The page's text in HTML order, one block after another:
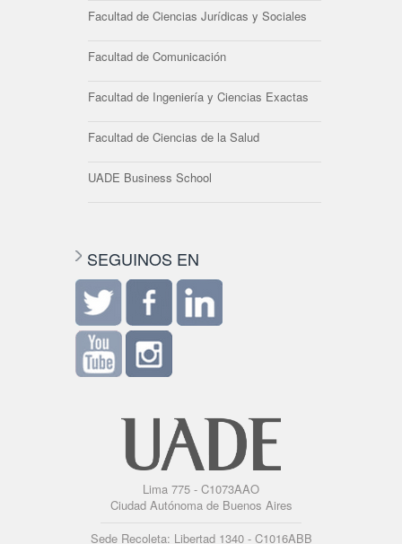
Facultad de Ciencias Jurídicas y Sociales
Facultad de Comunicación
Facultad de Ingeniería y Ciencias Exactas
Facultad de Ciencias de la Salud
UADE Business School
SEGUINOS EN
Lima 775 - C1073AAO
Ciudad Autónoma de Buenos Aires
Sede Recoleta: Libertad 1340 - C1016ABB